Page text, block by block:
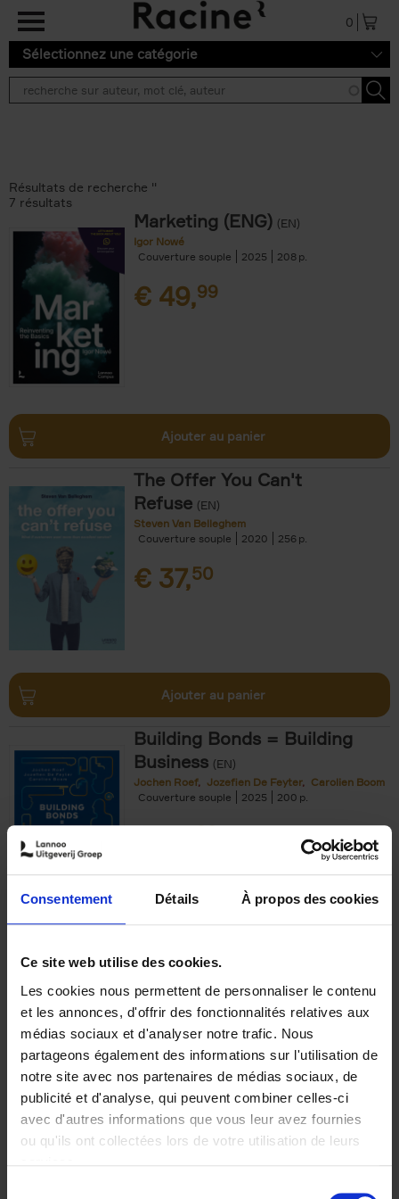
Consentement Détails À propos des cookies
Ce site web utilise des cookies.
Les cookies nous permettent de personnaliser le contenu
et les annonces, d'offrir des fonctionnalités relatives aux
médias sociaux et d'analyser notre trafic. Nous
partageons également des informations sur l'utilisation de
notre site avec nos partenaires de médias sociaux, de
publicité et d'analyse, qui peuvent combiner celles-ci
avec d'autres informations que vous leur avez fournies
ou qu'ils ont collectées lors de votre utilisation de leurs
Aller au contenu principal
0
Sélectionnez une catégorie
Résultats de recherche ''
7 résultats
Marketing (ENG) (EN)
Igor Nowé
Couverture souple
2025 208
€ 49,99
Ajouter au panier
The Offer You Can't
Refuse (EN)
Steven Van Belleghem
Couverture souple
2020 256
€ 37,50
Ajouter au panier
Building Bonds = Building
Business (EN)
Jochen Roef Jozefien De Feyter
Carolien Boom
Couverture souple
2025 200
€29,99
Optichannel Retail. Beyond
the Digital Hysteria
Gino Van Ossel
Autre finition
2019 350
€29,99